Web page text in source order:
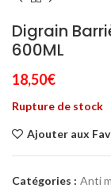
Digrain
600ML
18,50€
Rupture de stock
Ajouter aux
Catégories : Anti